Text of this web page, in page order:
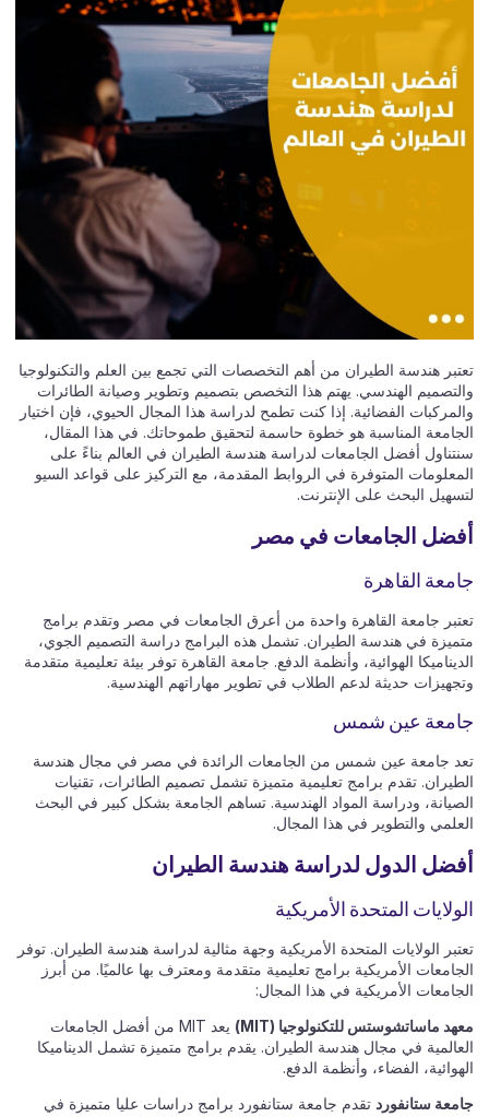
تعتبر هندسة الطيران من أهم التخصصات التي تجمع بين العلم والتكنولوجيا
والتصميم الهندسي. يهتم هذا التخصص بتصميم وتطوير وصيانة الطائرات
والمركبات الفضائية. إذا كنت تطمح لدراسة هذا المجال الحيوي، فإن اختيار
الجامعة المناسبة هو خطوة حاسمة لتحقيق طموحاتك. في هذا المقال،
سنتناول أفضل الجامعات لدراسة هندسة الطيران في العالم بناءً على
المعلومات المتوفرة في الروابط المقدمة، مع التركيز على قواعد السيو
لتسهيل البحث على الإنترنت.
أفضل الجامعات في مصر
جامعة القاهرة
تعتبر جامعة القاهرة واحدة من أعرق الجامعات في مصر وتقدم برامج
متميزة في هندسة الطيران. تشمل هذه البرامج دراسة التصميم الجوي،
الديناميكا الهوائية، وأنظمة الدفع. جامعة القاهرة توفر بيئة تعليمية متقدمة
وتجهيزات حديثة لدعم الطلاب في تطوير مهاراتهم الهندسية.
جامعة عين شمس
تعد جامعة عين شمس من الجامعات الرائدة في مصر في مجال هندسة
الطيران. تقدم برامج تعليمية متميزة تشمل تصميم الطائرات، تقنيات
الصيانة، ودراسة المواد الهندسية. تساهم الجامعة بشكل كبير في البحث
العلمي والتطوير في هذا المجال.
أفضل الدول لدراسة هندسة الطيران
الولايات المتحدة الأمريكية
تعتبر الولايات المتحدة الأمريكية وجهة مثالية لدراسة هندسة الطيران. توفر
الجامعات الأمريكية برامج تعليمية متقدمة ومعترف بها عالميًا. من أبرز
الجامعات الأمريكية في هذا المجال:
معهد ماساتشوستس للتكنولوجيا (MIT)
يعد MIT من أفضل الجامعات
العالمية في مجال هندسة الطيران. يقدم برامج متميزة تشمل الديناميكا
الهوائية، الفضاء، وأنظمة الدفع.
جامعة ستانفورد تقدم جامعة ستانفورد برامج دراسات عليا متميزة في